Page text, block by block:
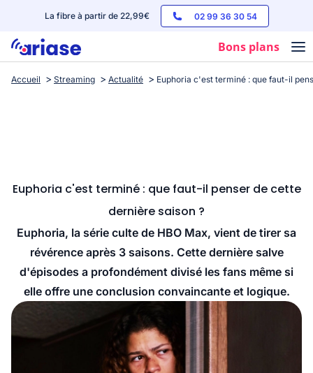
La fibre à partir de 22,99€ 02 99 36 30 54
Bons plans
Box internet
Streaming
Accueil Streaming Actualité Euphoria c'est terminé : que faut-il
Euphoria c'est terminé : que faut-il penser de cette
dernière saison ?
Euphoria, la série culte de HBO Max, vient de tirer sa
révérence après 3 saisons. Cette dernière salve
d'épisodes a profondément divisé les fans même si
elle offre une conclusion convaincante et logique.